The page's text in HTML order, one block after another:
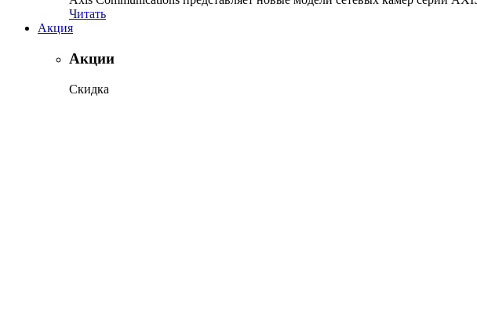
Читать
Акция
Акции
Скидка